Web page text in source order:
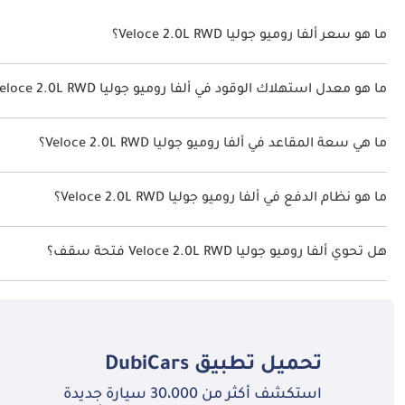
ما هو سعر ألفا روميو جوليا Veloce 2.0L RWD؟
سعر ألفا روميو جوليا Veloce 2.0L RWD هو درهم 239,900.
ما هو معدل استهلاك الوقود في ألفا روميو جوليا Veloce 2.0L RWD؟
يبلغ معدل استهلاك الوقود المقترح من الشركة المصنعة لسيارة ألفا روميو جوليا 2026 من 7 كم/ليتر - 10
ما هي سعة المقاعد في ألفا روميو جوليا Veloce 2.0L RWD؟
تتسع ألفا روميو جوليا Veloce 2.0L RWD لأ 5 أشخاص.
ما هو نظام الدفع في ألفا روميو جوليا Veloce 2.0L RWD؟
نظام الدفع في ألفا روميو جوليا Rear Wheel Drive Veloce 2.0L RWD.
هل تحوي ألفا روميو جوليا Veloce 2.0L RWD فتحة سقف؟
نعم توفر ألفا روميو جوليا Veloce 2.0L RWD فتحة السقف كخيار.
تحميل تطبيق DubiCars
استكشف أكثر من 30،000 سيارة جديدة